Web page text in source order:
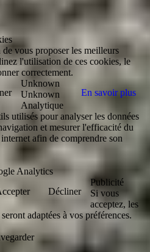
vous proposer les meilleurs
l'utilisation de ces cookies, le
correctement.
En savoir plus
Unknown
Unknown
Analytique
utilisés pour analyser les données
et mesurer l'efficacité du
afin de comprendre son
Analytics
Décliner
Publicité
Si vous
acceptez, les
adaptées à vos préférences.